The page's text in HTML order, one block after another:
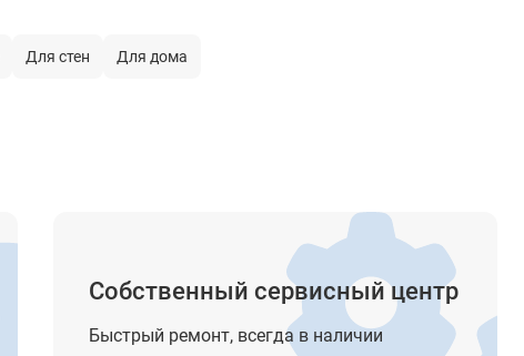
-
635 нм
Для стен Для дома
Собственный сервисный центр
Быстрый ремонт, всегда в наличии